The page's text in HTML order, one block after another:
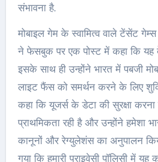
संभावना है.
मोबाइल गेम के स्वामित्व वाले टेंसेंट
ने फेसबुक पर एक पोस्ट में कहा कि यह
इसके साथ ही उन्होंने भारत में पबजी
लाइट फैंस को समर्थन करने के लिए
कहा कि यूजर्स के डेटा की सुरक्षा
प्राथमिकता रही है और उन्होंने हमेशा
कानूनों और रेग्युलेशंस का अनुपालन
गया कि हमारी प्राइवेसी पॉलिसी में